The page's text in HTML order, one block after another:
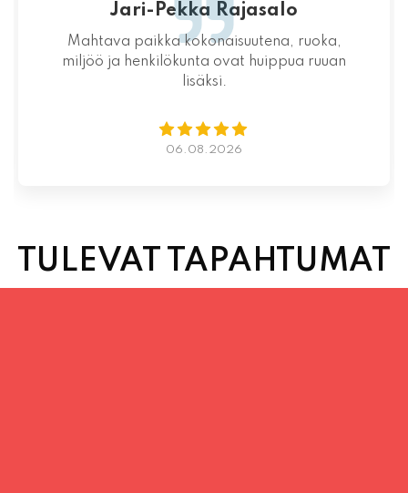
Jari-Pekka Rajasalo
Mahtava paikka kokonaisuutena, ruoka,
miljöö ja henkilökunta ovat huippua ruuan
lisäksi.
06.08.2026
TULEVAT TAPAHTUMAT